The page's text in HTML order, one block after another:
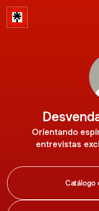
Orientando
entrevistas
Catálogo